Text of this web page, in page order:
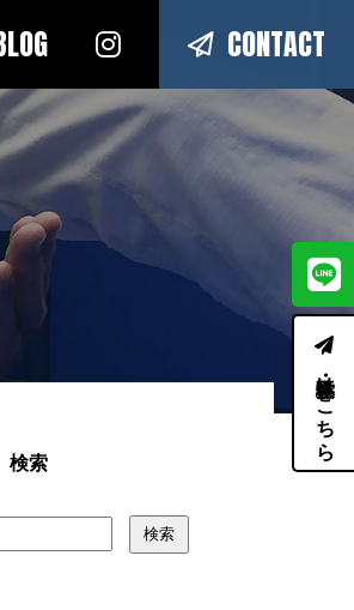
BLOG CONTACT
検索
検索
体験・見学はこちら